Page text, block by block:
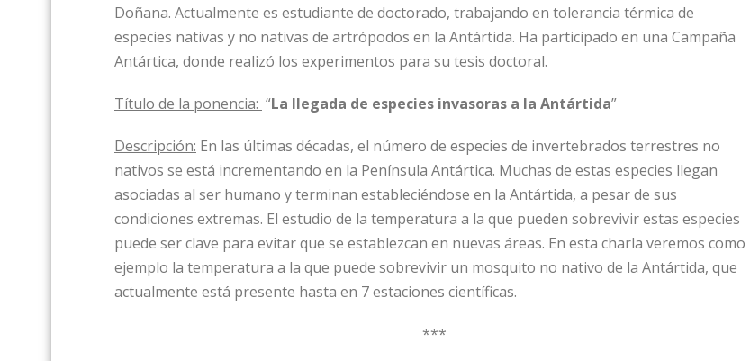
Doñana. Actualmente es estudiante de doctorado, trabajando en tolerancia térmica de
especies nativas y no nativas de artrópodos en la Antártida. Ha participado en una Campaña
Antártica, donde realizó los experimentos para su tesis doctoral.
Título de la ponencia: “La llegada de especies invasoras a la Antártida”
Descripción: En las últimas décadas, el número de especies de invertebrados terrestres no
nativos se está incrementando en la Península Antártica. Muchas de estas especies llegan
asociadas al ser humano y terminan estableciéndose en la Antártida, a pesar de sus
condiciones extremas. El estudio de la temperatura a la que pueden sobrevivir estas especies
puede ser clave para evitar que se establezcan en nuevas áreas. En esta charla veremos como
ejemplo la temperatura a la que puede sobrevivir un mosquito no nativo de la Antártida, que
actualmente está presente hasta en 7 estaciones científicas.
***